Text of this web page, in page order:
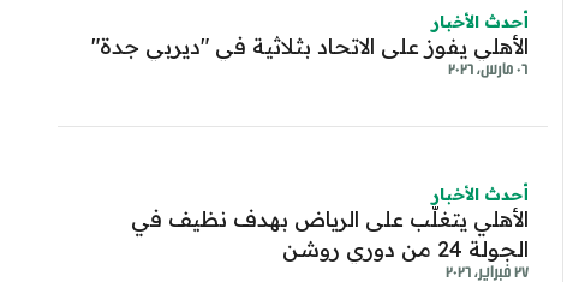
أحدث الأخبار
الأهلي يفوز على الاتحاد بثلاثية في "ديربي جدة"
٠٦ مارس، ٢٠٢٦
أحدث الأخبار
الأهلي يتغلّب على الرياض بهدف نظيف في
الجولة 24 من دوري روشن
٢٧ فبراير، ٢٠٢٦